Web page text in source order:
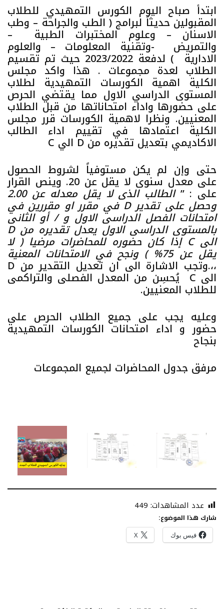
ابتدأ صباح اليوم الكورس التمهيدي للطلاب
المقبولين حديثاً لبرامج ( الطب والجراحة – وطب
الاسنان – وعلوم المختبرات الطبية –
والتمريض -وتقنية المعلومات – والعلوم
الادارية ) لدفعة 2023/2022 حيث تم تقسيم
الطلاب لعدة مجموعات . هذا واكد مجلس
الكلية اهمية الكورسات التمهيدية لطلاب
المستوى الدراسي الاول مما يقتضي الحرص
على حضورها واداء امتحاناتها من قبل الطلاب
المعنيين. ونظرا لاهمية الكورسات قرر مجلس
الكلية اعتمادها في تقييم اداء الطالب
الاكاديمي بتعديل تقديره من D الي C
حتى وإن لم يكن مستوفياً لشروط الحصول
على معدل سنوى لا يقل عن 20. وينص القرار
على : ’’ الطالب الذى لا يقل معدله عن 2.00
وحصل على تقدير D في مقرر او مقررين في
امتحانات الفصل الدراسى الاول و / أو الثانى
بالمستوى الدراسى الاول يعدل تقديره من D
الى C إذا كان حضوره للمحاضرات مرضيا ( لا
يقل عن 75% ) ونجح في الامتحانات المعنية
،،.وتجب الاشارة الى ان تعديل التقدير من D
الى C يُحسِن من المعدل الفصلى والتراكمى
للطلاب المعنيين.
وعليه يجب على جميع الطلاب الحرص على
حضور و اداء امتحانات الكورسات التمهيدية
بنجاح
مرفق جدول المحاضرات لجميع المجموعات
عدد المشاهدات: 449
شارك هذا الموضوع:
فيس بوك X